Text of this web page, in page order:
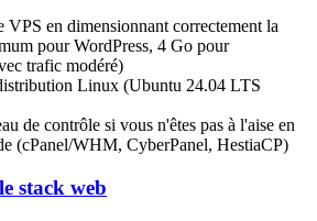
VPS en dimensionnant correctement la
pour WordPress, 4 Go pour
trafic modéré)
Linux (Ubuntu 24.04 LTS
de contrôle si vous n'êtes pas à l'aise en
(cPanel/WHM, CyberPanel, HestiaCP)
stack web